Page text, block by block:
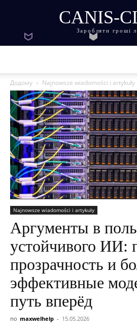
CANIS-
Заробляти гроші
Додому Najnowsze wiadomości i artykuły
Najnowsze wiadomości i artykuły
Аргументы в
устойчивого ИИ:
прозрачность и
эффективные
путь вперёд
по maxwelhelp - 15.05.2026